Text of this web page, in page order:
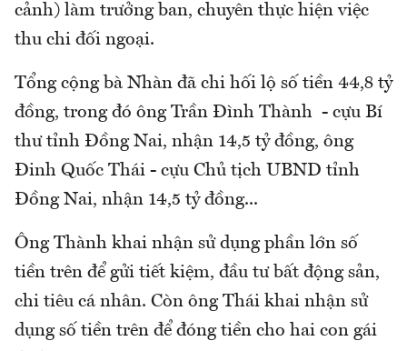
cảnh) làm trưởng ban, chuyên thực hiện việc
thu chi đối ngoại.
Tổng cộng bà Nhàn đã chi hối lộ số tiền 44,8 tỷ
đồng, trong đó ông Trần Đình Thành - cựu Bí
thư tỉnh Đồng Nai, nhận 14,5 tỷ đồng, ông
Đinh Quốc Thái - cựu Chủ tịch UBND tỉnh
Đồng Nai, nhận 14,5 tỷ đồng...
Ông Thành khai nhận sử dụng phần lớn số
tiền trên để gửi tiết kiệm, đầu tư bất động sản,
chi tiêu cá nhân. Còn ông Thái khai nhận sử
dụng số tiền trên để đóng tiền cho hai con gái